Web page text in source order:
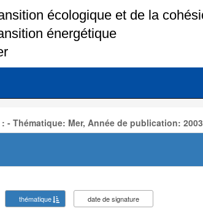
- Thématique: Mer, Année de publication: 2003
thématique
date de signature